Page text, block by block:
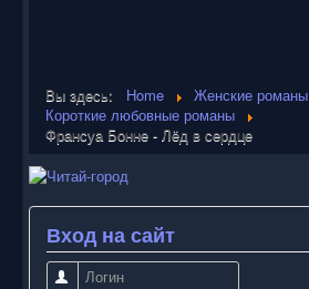
Вы здесь: Home
Женские романы
Короткие любовные романы
Франсуа Бонне - Лёд в сердце
Вход на сайт
Логин